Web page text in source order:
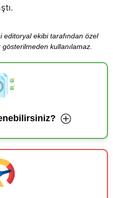
ekibi tarafından özel
gösterilmeden kullanılamaz.